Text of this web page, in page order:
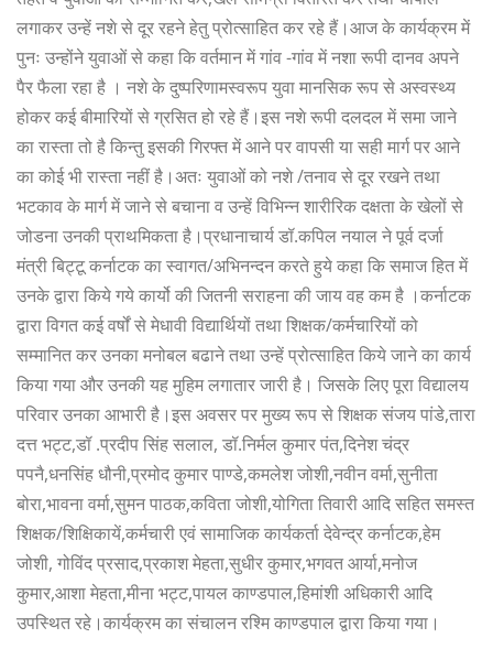
लगाकर उन्हें नशे से दूर रहने हेतु प्रोत्साहित कर रहे हैं।आज के कार्यक्रम में
पुनः उन्होंने युवाओं से कहा कि वर्तमान में गांव -गांव में नशा रूपी दानव अपने
पैर फैला रहा है । नशे के दुष्परिणामस्वरूप युवा मानसिक रूप से अस्वस्थ्य
होकर कई बीमारियों से ग्रसित हो रहे हैं।इस नशे रूपी दलदल में समा जाने
का रास्ता तो है किन्तु इसकी गिरफ्त में आने पर वापसी या सही मार्ग पर आने
का कोई भी रास्ता नहीं है।अतः युवाओं को नशे /तनाव से दूर रखने तथा
भटकाव के मार्ग में जाने से बचाना व उन्हें विभिन्न शारीरिक दक्षता के खेलों से
जोडना उनकी प्राथमिकता है।प्रधानाचार्य डॉ.कपिल नयाल ने पूर्व दर्जा
मंत्री बिट्टू कर्नाटक का स्वागत/अभिनन्दन करते हुये कहा कि समाज हित में
उनके द्वारा किये गये कार्यो की जितनी सराहना की जाय वह कम है ।कर्नाटक
द्वारा विगत कई वर्षों से मेधावी विद्यार्थियों तथा शिक्षक/कर्मचारियों को
सम्मानित कर उनका मनोबल बढाने तथा उन्हें प्रोत्साहित किये जाने का कार्य
किया गया और उनकी यह मुहिम लगातार जारी है। जिसके लिए पूरा विद्यालय
परिवार उनका आभारी है।इस अवसर पर मुख्य रूप से शिक्षक संजय पांडे,तारा
दत्त भट्ट,डॉ .प्रदीप सिंह सलाल, डॉ.निर्मल कुमार पंत,दिनेश चंद्र
पपनै,धनसिंह धौनी,प्रमोद कुमार पाण्डे,कमलेश जोशी,नवीन वर्मा,सुनीता
बोरा,भावना वर्मा,सुमन पाठक,कविता जोशी,योगिता तिवारी आदि सहित समस्त
शिक्षक/शिक्षिकायें,कर्मचारी एवं सामाजिक कार्यकर्ता देवेन्द्र कर्नाटक,हेम
जोशी, गोविंद प्रसाद,प्रकाश मेहता,सुधीर कुमार,भगवत आर्या,मनोज
कुमार,आशा मेहता,मीना भट्ट,पायल काण्डपाल,हिमांशी अधिकारी आदि
उपस्थित रहे।कार्यक्रम का संचालन रश्मि काण्डपाल द्वारा किया गया।